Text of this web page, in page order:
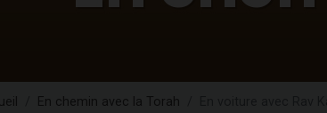
Ariel vient de donner son
En chemin avec la Torah